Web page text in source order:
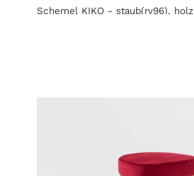
Schemel KIKO - staub(rv96), holz